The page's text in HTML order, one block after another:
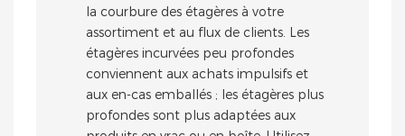
la courbure des étagères à votre
assortiment et au flux de clients. Les
étagères incurvées peu profondes
conviennent aux achats impulsifs et
aux en-cas emballés ; les étagères plus
profondes sont plus adaptées aux